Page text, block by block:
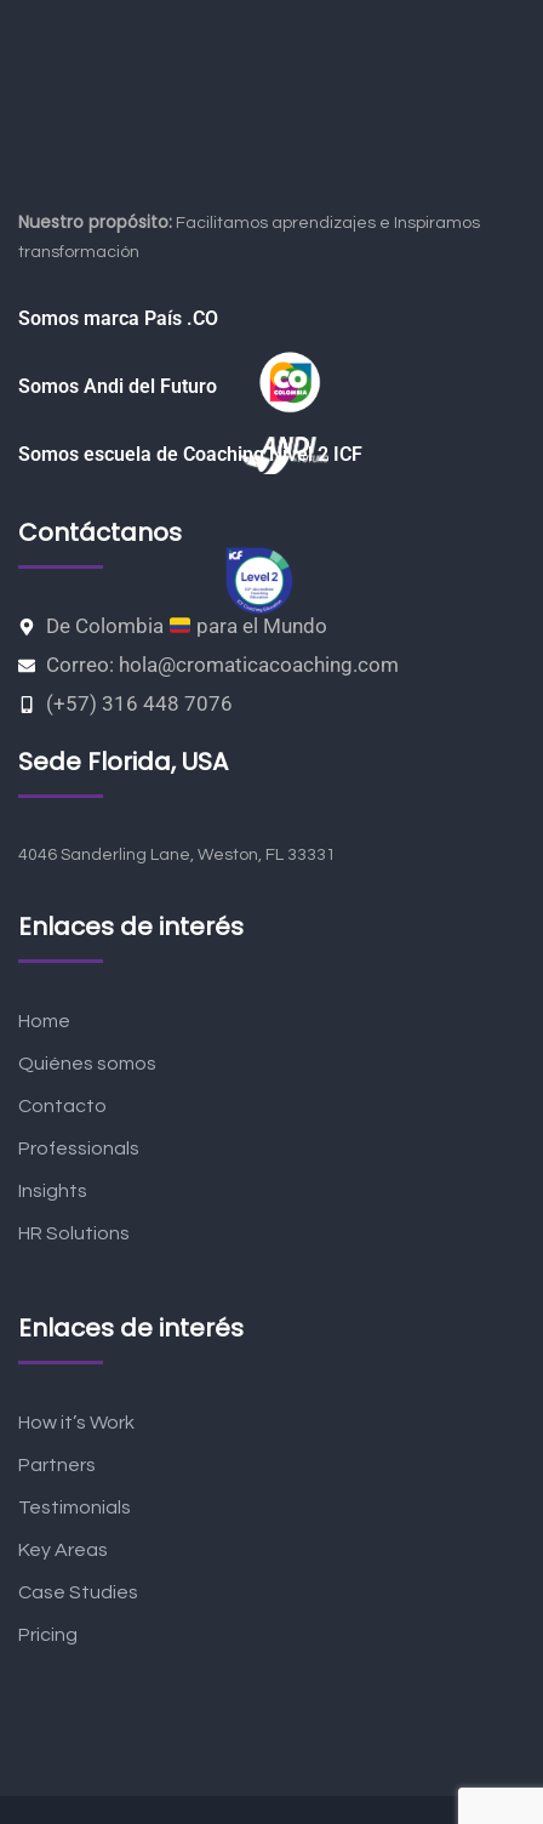
Nuestro propósito: Facilitamos aprendizajes e Inspiramos
transformación
Somos marca País .CO
Somos Andi del Futuro
Somos escuela de Coaching Nivel 2 ICF
Contáctanos
De Colombia
para el Mundo
Correo: hola@cromaticacoaching.com
(+57) 316 448 7076
Sede Florida, USA
4046 Sanderling Lane, Weston, FL 33331
Enlaces de interés
Home
Quiénes somos
Contacto
Professionals
Insights
HR Solutions
Enlaces de interés
How it’s Work
Partners
Testimonials
Key Areas
Case Studies
Pricing